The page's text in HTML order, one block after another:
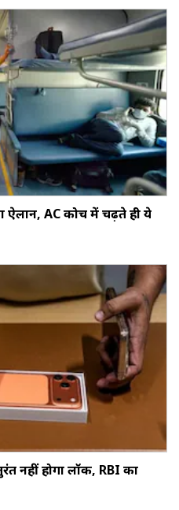
ऐलान, AC कोच में चढ़ते ही ये
नहीं होगा लॉक, RBI का